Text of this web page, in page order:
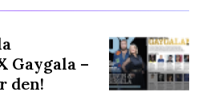
Gaygala –
den!